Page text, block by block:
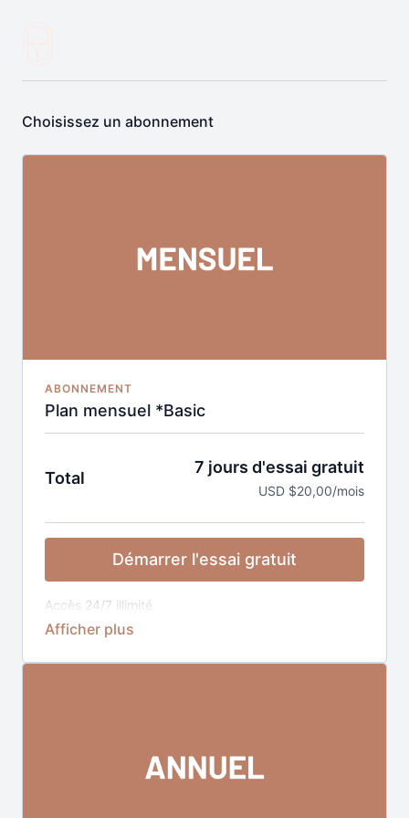
Choisissez un abonnement
ABONNEMENT
Plan mensuel *Basic
Total
7 jours d'essai gratuit
USD $20,00/mois
Démarrer l'essai gratuit
Accès 24/7 illimité
1 live par semaine
Nouveaux cours chaque semaine